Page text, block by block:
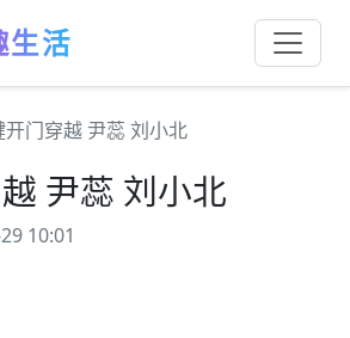
生活
开门穿越 尹蕊 刘小北
尹蕊 刘小北
10:01